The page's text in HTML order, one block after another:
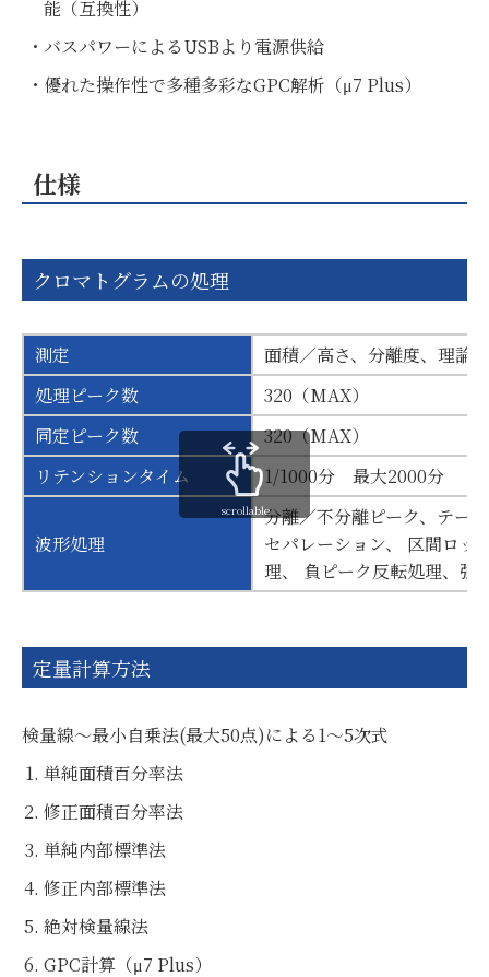
能（互換性）
バスパワーによるUSBより電源供給
優れた操作性で多種多彩なGPC解析（μ7 Plus）
仕様
クロマトグラムの処理
測定
面積／高さ、分離度、理
処理ピーク数
320（MAX）
同定ピーク数
320（MAX）
リテンションタイム
1/1000分 最大2000分
波形処理
分離／不分離ピーク、テー
セパレーション、 区間ロッ
理、 負ピーク反転処理、
scrollable
定量計算方法
検量線～最小自乗法(最大50点)による1～5次式
単純面積百分率法
修正面積百分率法
単純内部標準法
修正内部標準法
絶対検量線法
GPC計算（μ7 Plus）